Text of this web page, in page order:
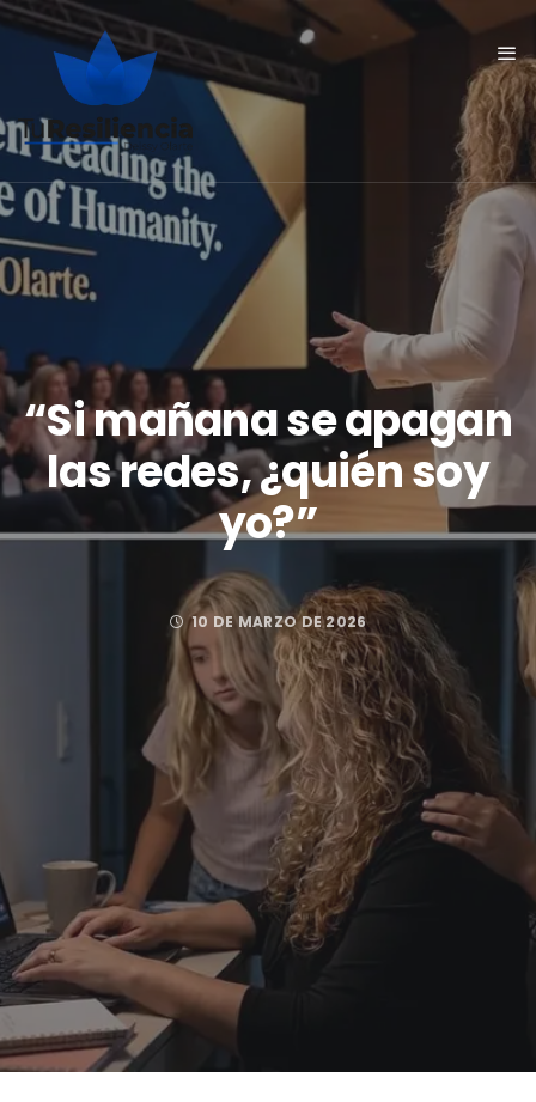
“Si mañana se apagan
las redes, ¿quién soy
yo?”
10 DE MARZO DE 2026
TURESILIENCIA20
TWITTER GOOGLE PLUS
PINTEREST